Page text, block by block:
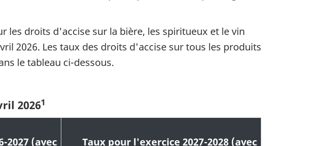
les droits d'accise sur la bière, les spiritueux et le vin
2026. Les taux des droits d'accise sur tous les produits
le tableau ci-dessous.
20261
2027 (avec
Taux pour l'exercice 2027-2028 (avec